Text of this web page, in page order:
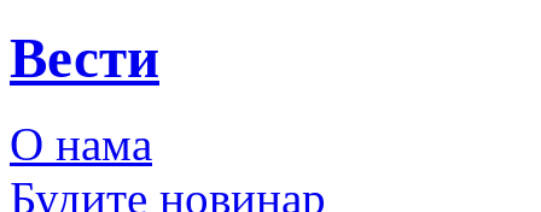
Вести
О нама
Будите новинар